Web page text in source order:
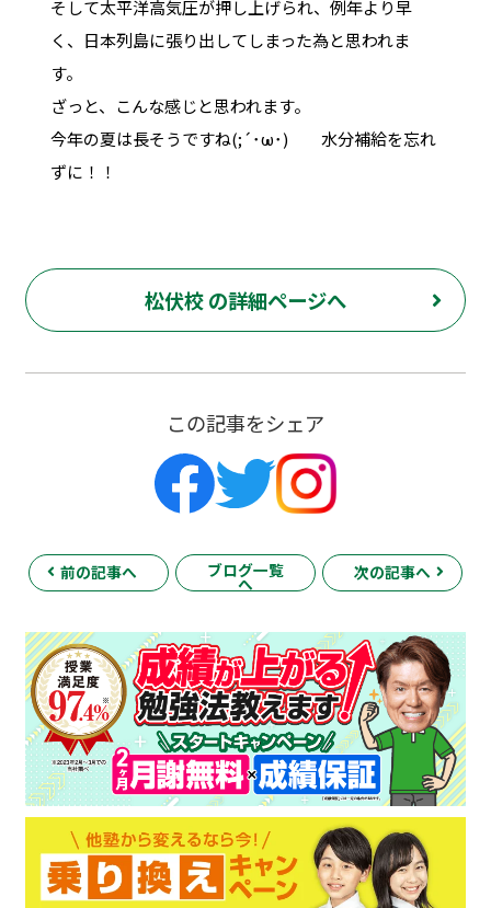
そして太平洋高気圧が押し上げられ、例年より早
く、日本列島に張り出してしまった為と思われま
す。
ざっと、こんな感じと思われます。
今年の夏は長そうですね(;´･ω･) 水分補給を忘れ
ずに！！
松伏校 の詳細ページへ
この記事をシェア
前の記事へ ブログ一覧
へ
次の記事へ